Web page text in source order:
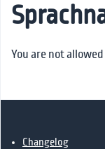
🔗Kontakt
You are not
Changelog